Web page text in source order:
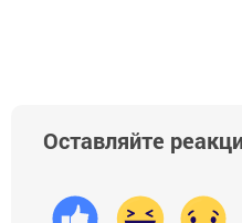
Оставляйте